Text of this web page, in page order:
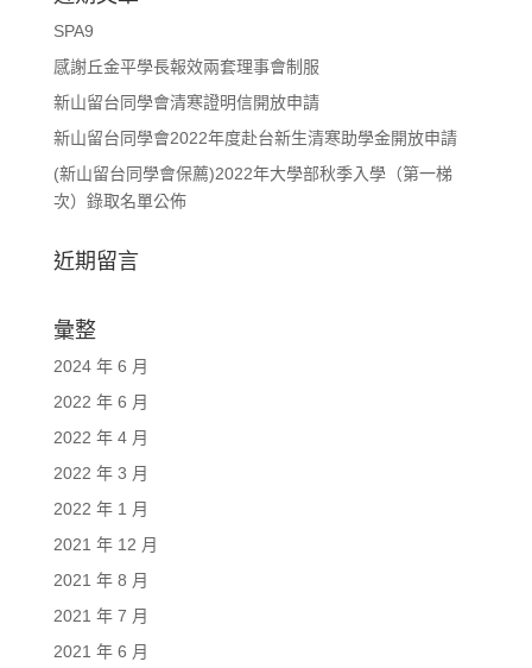
SPA9
感謝丘金平學長報效兩套理事會制服
新山留台同學會清寒證明信開放申請
新山留台同學會2022年度赴台新生清寒助學金開放申請
(新山留台同學會保薦)2022年大學部秋季入學（第一梯
次）錄取名單公佈
近期留言
彙整
2024 年 6 月
2022 年 6 月
2022 年 4 月
2022 年 3 月
2022 年 1 月
2021 年 12 月
2021 年 8 月
2021 年 7 月
2021 年 6 月